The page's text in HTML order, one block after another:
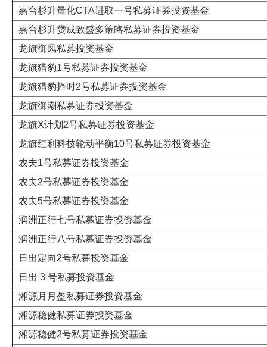
嘉合杉升量化CTA进取一号私募证券投资基金
嘉合杉升赞成致盛多策略私募证券投资基金
龙旗御风私募投资基金
龙旗猎豹1号私募证券投资基金
龙旗猎豹择时2号私募证券投资基金
龙旗御潮私募证券投资基金
龙旗X计划2号私募证券投资基金
龙旗红利科技轮动平衡10号私募证券投资基金
农夫1号私募证券投资基金
农夫2号私募证券投资基金
农夫5号私募证券投资基金
润洲正行七号私募证券投资基金
润洲正行八号私募证券投资基金
日出定向2号私募投资基金
日出 3 号私募投资基金
湘源月月盈私募证券投资基金
湘源稳健私募证券投资基金
湘源稳健2号私募证券投资基金